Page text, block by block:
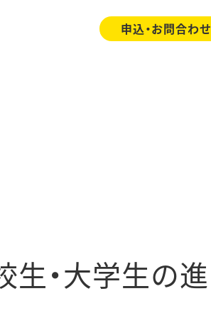
申込・お問合わせ
生・大学生の進